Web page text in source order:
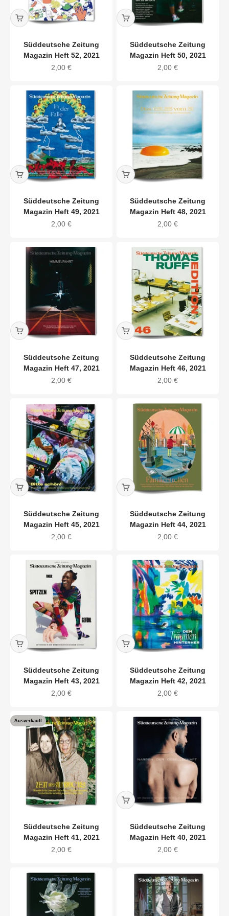
Süddeutsche Zeitung
Magazin Heft 52, 2021
Angebot
2,00 €
Süddeutsche Zeitung
Magazin Heft 50, 2021
Angebot
2,00 €
Süddeutsche Zeitung
Magazin Heft 49, 2021
Angebot
2,00 €
Süddeutsche Zeitung
Magazin Heft 48, 2021
Angebot
2,00 €
Süddeutsche Zeitung
Magazin Heft 47, 2021
Angebot
2,00 €
Süddeutsche Zeitung
Magazin Heft 46, 2021
Angebot
2,00 €
Süddeutsche Zeitung
Magazin Heft 45, 2021
Angebot
2,00 €
Süddeutsche Zeitung
Magazin Heft 44, 2021
Angebot
2,00 €
Süddeutsche Zeitung
Magazin Heft 43, 2021
Angebot
2,00 €
Süddeutsche Zeitung
Magazin Heft 42, 2021
Angebot
2,00 €
Ausverkauft
Süddeutsche Zeitung
Magazin Heft 41, 2021
Angebot
2,00 €
Süddeutsche Zeitung
Magazin Heft 40, 2021
Angebot
2,00 €